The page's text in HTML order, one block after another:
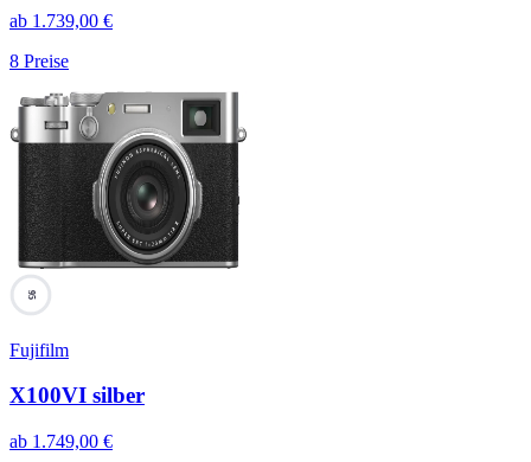
ab 1.739,00 €
8 Preise
95
Fujifilm
X100VI silber
ab 1.749,00 €